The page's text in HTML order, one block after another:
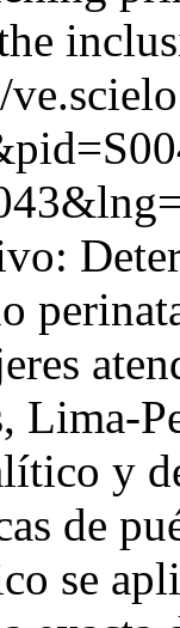
Lima-
y
de
se